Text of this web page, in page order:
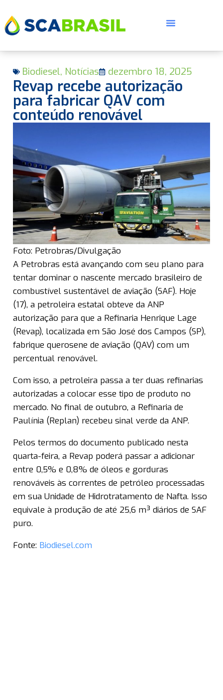
Biodiesel, Notícias dezembro 18, 2025
Revap recebe autorização
para fabricar QAV com
conteúdo renovável
Foto: Petrobras/Divulgação
A Petrobras está avançando com seu plano para
tentar dominar o nascente mercado brasileiro de
combustível sustentável de aviação (SAF). Hoje
(17), a petroleira estatal obteve da ANP
autorização para que a Refinaria Henrique Lage
(Revap), localizada em São José dos Campos (SP),
fabrique querosene de aviação (QAV) com um
percentual renovável.
Com isso, a petroleira passa a ter duas refinarias
autorizadas a colocar esse tipo de produto no
mercado. No final de outubro, a Refinaria de
Paulínia (Replan) recebeu sinal verde da ANP.
Pelos termos do documento publicado nesta
quarta-feira, a Revap poderá passar a adicionar
entre 0,5% e 0,8% de óleos e gorduras
renováveis às correntes de petróleo processadas
em sua Unidade de Hidrotratamento de Nafta. Isso
equivale à produção de até 25,6 m³ diários de SAF
puro.
Fonte: Biodiesel.com